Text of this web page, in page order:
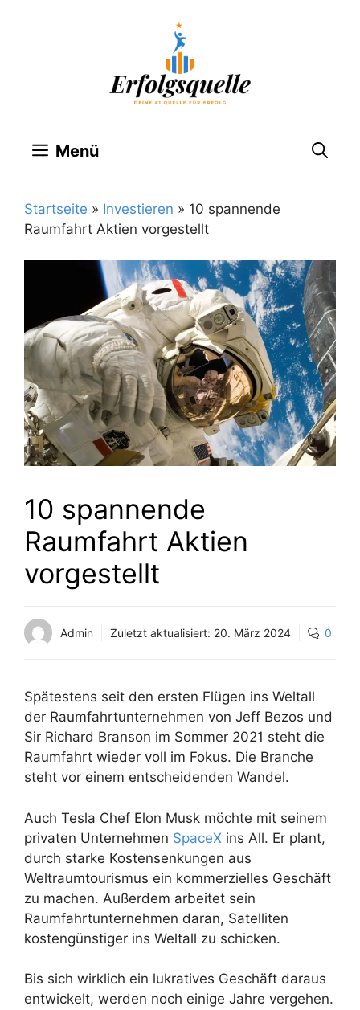
Menü
Startseite » Investieren » 10 spannende
Raumfahrt Aktien vorgestellt
10 spannende
Raumfahrt Aktien
vorgestellt
Admin Zuletzt aktualisiert: 20. März 2024 0
Spätestens seit den ersten Flügen ins Weltall
der Raumfahrtunternehmen von Jeff Bezos und
Sir Richard Branson im Sommer 2021 steht die
Raumfahrt wieder voll im Fokus. Die Branche
steht vor einem entscheidenden Wandel.
Auch Tesla Chef Elon Musk möchte mit seinem
privaten Unternehmen SpaceX ins All. Er plant,
durch starke Kostensenkungen aus
Weltraumtourismus ein kommerzielles Geschäft
zu machen. Außerdem arbeitet sein
Raumfahrtunternehmen daran, Satelliten
kostengünstiger ins Weltall zu schicken.
Bis sich wirklich ein lukratives Geschäft daraus
entwickelt, werden noch einige Jahre vergehen.